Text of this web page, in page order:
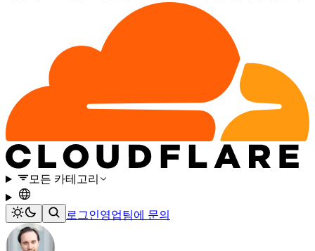
모든 카테고리
로그인영업팀에 문의